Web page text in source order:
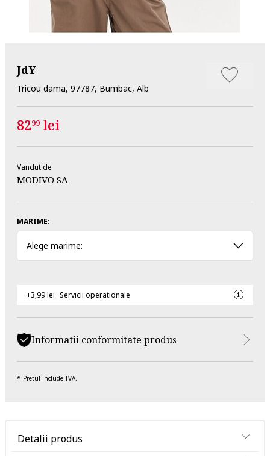
JdY
Tricou dama, 97787, Bumbac, Alb
8299 lei
Vandut de
MODIVO SA
MARIME:
Alege marime:
+3,99 lei Servicii operationale
Informatii conformitate produs
Pretul include TVA.
Detalii produs